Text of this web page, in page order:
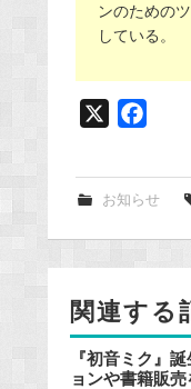
ンのための
している。
e
k
お知らせ
関連する
『初音ミク』
ョンや書籍販売